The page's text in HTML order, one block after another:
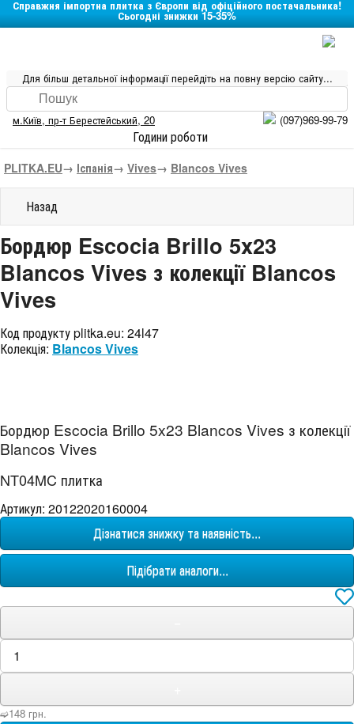
Справжня імпортна плитка з Європи від офіційного постачальника!
Сьогодні знижки 15-35%
Для більш детальної інформації перейдіть на повну версію сайту...
м.Київ, пр-т Берестейський, 20 (097)969-99-79
Години роботи
PLITKA.EU→ Іспанія→ Vives→ Blancos Vives
Назад
Бордюр Escocia Brillo 5x23
Blancos Vives з колекції Blancos
Vives
Код продукту plitka.eu: 24l47
Колекція: Blancos Vives
Бордюр Escocia Brillo 5x23 Blancos Vives з колекції
Blancos Vives
NT04MC плитка
Артикул: 20122020160004
Дізнатися знижку та наявність...
Підібрати аналоги...
➫148 грн.